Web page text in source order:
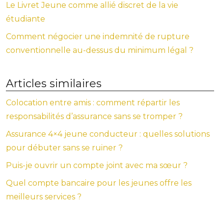
Le Livret Jeune comme allié discret de la vie
étudiante
Comment négocier une indemnité de rupture
conventionnelle au-dessus du minimum légal ?
Articles similaires
Colocation entre amis : comment répartir les
responsabilités d’assurance sans se tromper ?
Assurance 4×4 jeune conducteur : quelles solutions
pour débuter sans se ruiner ?
Puis-je ouvrir un compte joint avec ma sœur ?
Quel compte bancaire pour les jeunes offre les
meilleurs services ?